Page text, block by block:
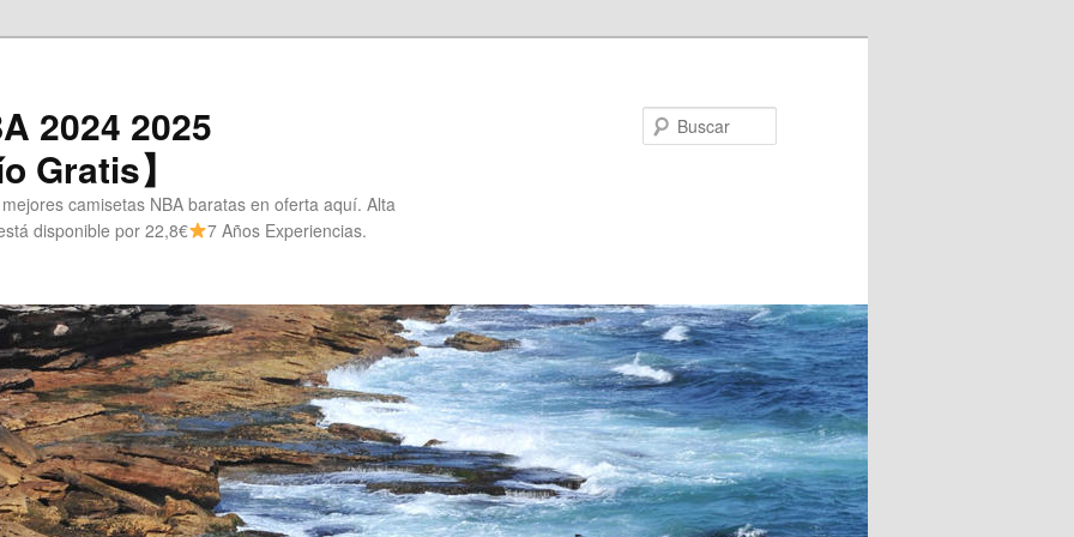
2024 2025
Gratis】
camisetas NBA baratas en oferta aquí. Alta
disponible por 22,8€
7 Años Experiencias.